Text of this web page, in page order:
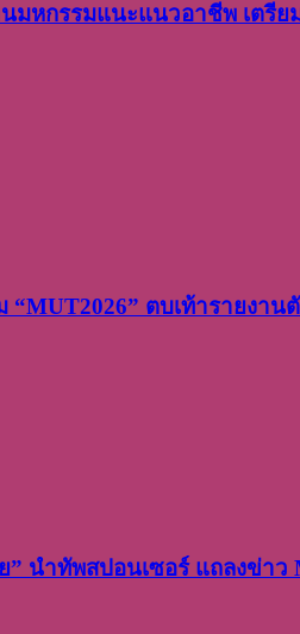
มหกรรมแนะแนวอาชีพ เตรี
“MUT2026” ตบเท้ารายงาน
” นำทัพสปอนเซอร์ แถลงข่าว